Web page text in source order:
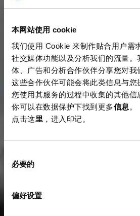
本网站使用 cookie
我们使用 Cookie 来制作贴合用户需
社交媒体功能以及分析我们的流量。
体、广告和分析合作伙伴分享您对我
这些合作伙伴可能会将此类信息与您
您使用其服务的过程中收集的其他信
你可以在数据保护下找到更多信息 。
点击这里 ，进入印记。
必要的
偏好设置